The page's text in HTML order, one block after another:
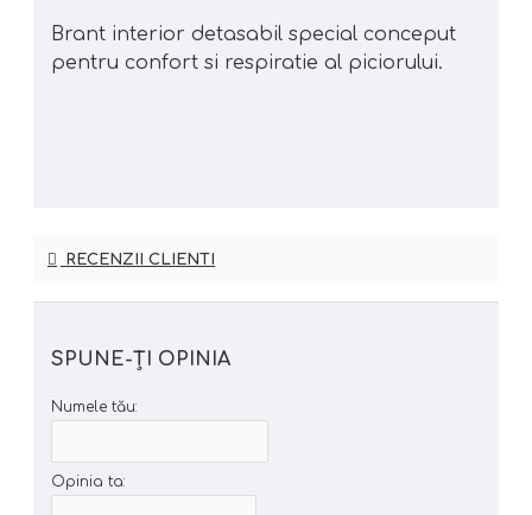
Brant interior detasabil special conceput
pentru confort si respiratie al piciorului.
RECENZII CLIENTI
SPUNE-ŢI OPINIA
Numele tău:
Opinia ta: